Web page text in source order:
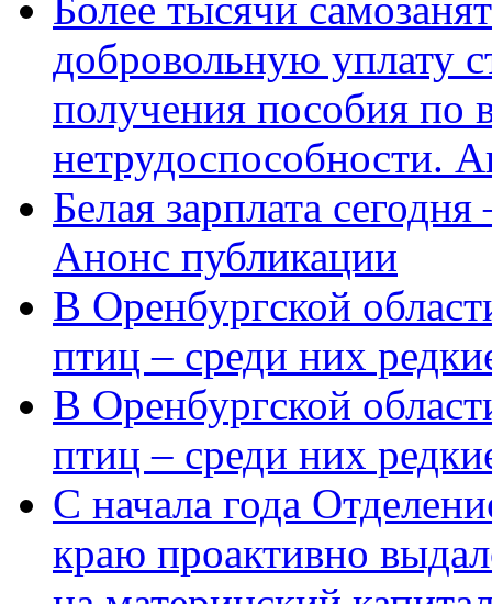
Более тысячи
добровольную уплату
получения пособия по
нетрудоспособности.
Белая зарплата
Анонс публикации
В Оренбургской
птиц – среди них
В Оренбургской
птиц – среди них
С начала года
краю проактивно